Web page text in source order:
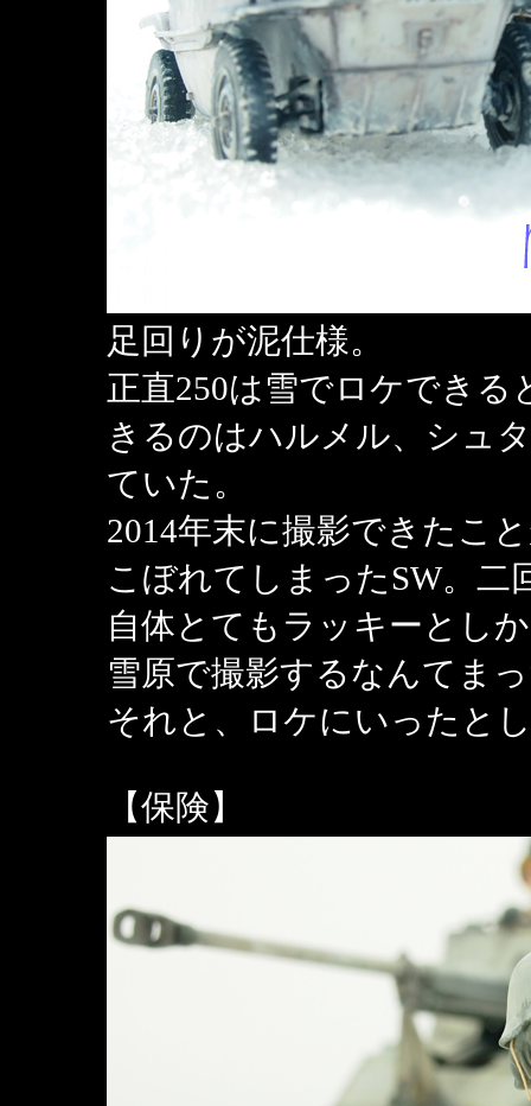
足回りが泥仕様。
正直250は雪でロケでき
きるのはハルメル、シュ
ていた。
2014年末に撮影できたこ
こぼれてしまったSW。
自体とてもラッキーとし
雪原で撮影するなんてま
それと、ロケにいったと
【保険】